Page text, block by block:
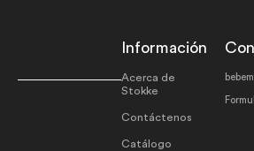
Información
Acerca de
Stokke
Contáctenos
Catálogo